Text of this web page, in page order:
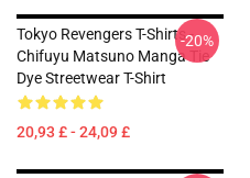
Tokyo Revengers T-Shirts -
Chifuyu Matsuno Manga Tie
Dye Streetwear T-Shirt
20,93 £ - 24,09 £
-20%